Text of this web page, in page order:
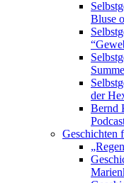
Bluse
der
Bernd
Geschichten